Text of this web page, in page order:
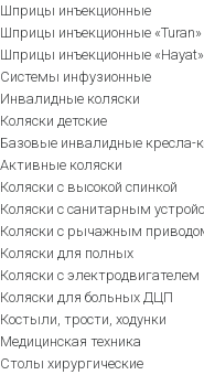
Шприцы инъекционные
Шприцы инъекционные «Turan»
Шприцы инъекционные «Hayat»
Системы инфузионные
Инвалидные коляски
Коляски детские
Базовые инвалидные кресла-
Активные коляски
Коляски с высокой спинкой
Коляски с санитарным
Коляски с рычажным
Коляски для полных
Коляски с электродвигателем
Коляски для больных ДЦП
Костыли, трости, ходунки
Медицинская техника
Столы хирургические